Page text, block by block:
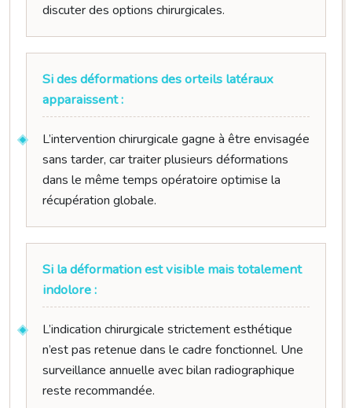
discuter des options chirurgicales.
Si des déformations des orteils latéraux
apparaissent :
L’intervention chirurgicale gagne à être envisagée
sans tarder, car traiter plusieurs déformations
dans le même temps opératoire optimise la
récupération globale.
Si la déformation est visible mais totalement
indolore :
L’indication chirurgicale strictement esthétique
n’est pas retenue dans le cadre fonctionnel. Une
surveillance annuelle avec bilan radiographique
reste recommandée.